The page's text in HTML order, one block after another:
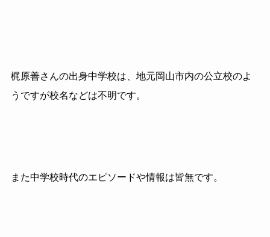
梶原善さんの出身中学校は、地元岡山市内の公立校のよ
うですが校名などは不明です。
また中学校時代のエピソードや情報は皆無です。